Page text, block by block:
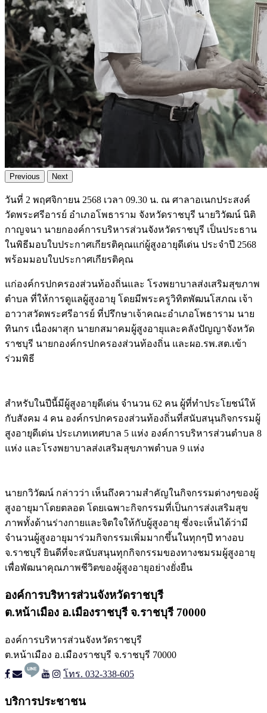
Previous Next
วันที่ 2 พฤศจิกายน 2568 เวลา 09.30 น. ณ ศาลาอเนกประสงค์
วัดพระศรีอารย์ อำเภอโพธาราม จังหวัดราชบุรี นายวิวัฒน์ นิติ
กาญจนา นายกองค์การบริหารส่วนจังหวัดราชบุรี เป็นประธาน
ในพิธีมอบใบประกาศเกียรติคุณแก่ผู้สูงอายุดีเด่น ประจำปี 2568
พร้อมมอบใบประกาศเกียรติคุณ
แก่องค์กรปกครองส่วนท้องถิ่นและ โรงพยาบาลส่งเสริมสุขภาพ
ตำบล ที่ให้การดูแลผู้สูงอายุ โดยมีพระครูวิทิตพัฒนโสภณ เจ้า
อาวาสวัดพระศรีอารย์ ที่ปรึกษาเจ้าคณะอำเภอโพธาราม นาย
ทินกร เนื่องผาสุก นายกสมาคมผู้สูงอายุและคลังปัญญาจังหวัด
ราชบุรี นายกองค์กรปกครองส่วนท้องถิ่น และผอ.รพ.สต.เข้า
ร่วมพิธี
สำหรับในปีนี้มีผู้สูงอายุดีเด่น จำนวน 62 คน ผู้ที่ทำประโยชน์ให้
กับสังคม 4 คน องค์กรปกครองส่วนท้องถิ่นที่สนับสนุนกิจกรรมผู้
สูงอายุดีเด่น ประเภทเทศบาล 5 แห่ง องค์การบริหารส่วนตำบล 8
แห่ง และโรงพยาบาลส่งเสริมสุขภาพตำบล 9 แห่ง
นายกวิวัฒน์ กล่าวว่า เห็นถึงความสำคัญในกิจกรรมต่างๆของผู้
สูงอายุมาโดยตลอด โดยเฉพาะกิจกรรมที่เป็นการส่งเสริมสุข
ภาพทั้งด้านร่างกายและจิตใจให้กับผู้สูงอายุ ซึ่งจะเห็นได้ว่ามี
จำนวนผู้สูงอายุมาร่วมกิจกรรมเพิ่มมากขึ้นในทุกๆปี ทางอบ
จ.ราชบุรี ยินดีที่จะสนับสนุนทุกกิจกรรมของทางชมรมผู้สูงอายุ
เพื่อพัฒนาคุณภาพชีวิตของผู้สูงอายุอย่างยั่งยืน
องค์การบริหารส่วนจังหวัดราชบุรี
ต.หน้าเมือง อ.เมืองราชบุรี จ.ราชบุรี 70000
องค์การบริหารส่วนจังหวัดราชบุรี
ต.หน้าเมือง อ.เมืองราชบุรี จ.ราชบุรี 70000
โทร. 032-338-605
บริการประชาชน